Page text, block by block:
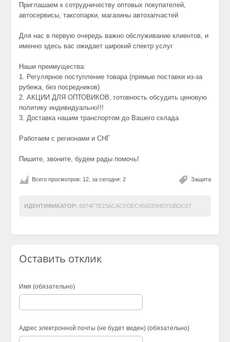
Приглашаем к сотрудничеству оптовых покупателей,
автосервисы, таксопарки, магазины автозапчастей
Для нас в первую очередь важно обслуживание клиентов, и
именно здесь вас ожидает широкий спектр услуг
Наши преимущества:
1. Регулярное поступление товара (прямые поставки из-за
рубежа, без посредников)
2. АКЦИИ ДЛЯ ОПТОВИКОВ, готовность обсудить ценовую
политику индивидуально!!!
3. Доставка нашим транспортом до Вашего склада
Работаем с регионами и СНГ
Пишите, звоните, будем рады помочь!
Защита
Всего просмотров: 12, за сегодня: 2
ИДЕНТИФИКАТОР: 6974F7E23ACACFDEC456DE84DFDBDC67
Оставить отклик
Имя (обязательно)
Адрес электронной почты (не будет виден) (обязательно)